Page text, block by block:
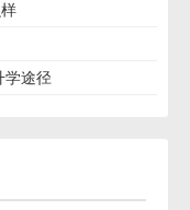
学途径